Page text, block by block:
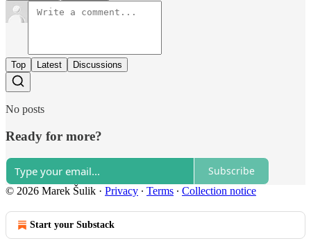
Top Latest Discussions
No posts
Ready for more?
Subscribe
© 2026 Marek Šulik · Privacy ∙ Terms ∙ Collection notice
Start your Substack